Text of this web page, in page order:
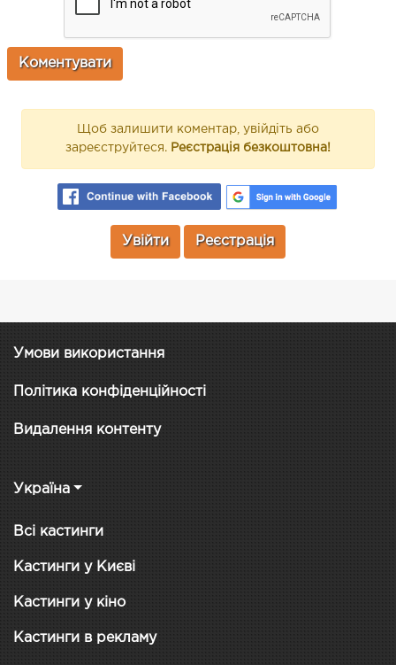
Щоб залишити коментар, увійдіть або
зареєструйтеся. Реєстрація безкоштовна!
Увійти Реєстрація
Умови використання
Політика конфіденційності
Видалення контенту
Україна
Всі кастинги
Кастинги у Києві
Кастинги у кіно
Кастинги в рекламу